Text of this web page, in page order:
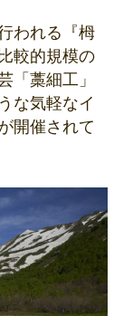
われる『栂
較的規模の
「藁細工」
な気軽なイ
開催されて